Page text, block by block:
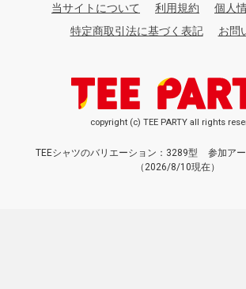
当サイトについて 利用規約
個人
特定商取引法に基づく表記
お問
copyright (c) TEE PARTY all rights
TEEシャツのバリエーション：3289型
参加ア
（2026/8/10現在）